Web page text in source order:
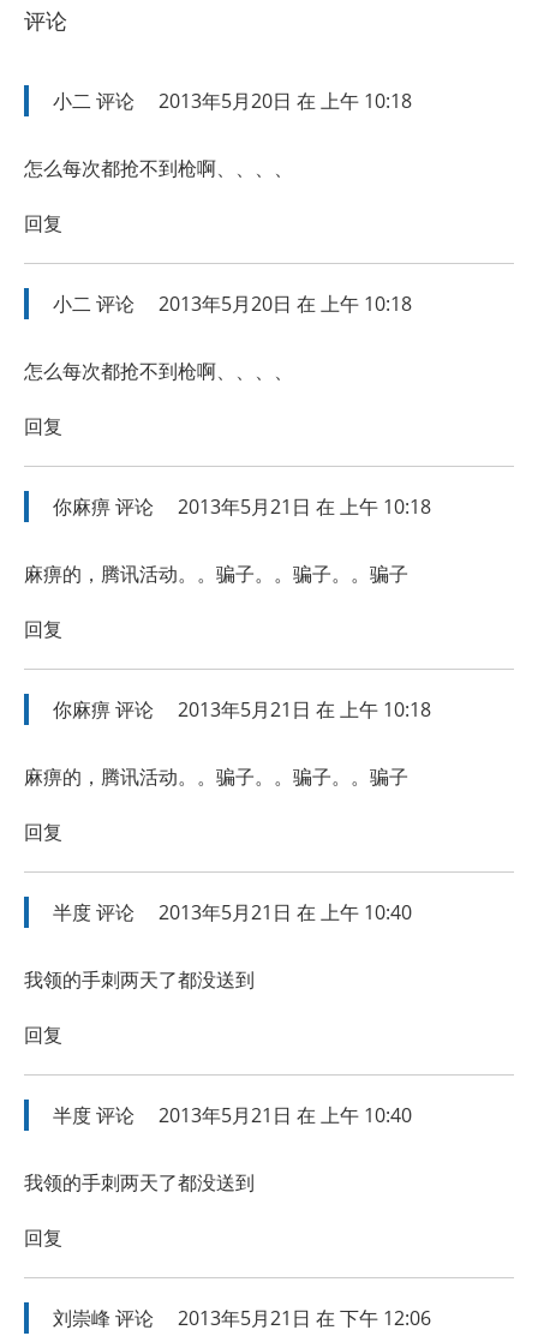
评论
小二 评论 2013年5月20日 在 上午 10:18
怎么每次都抢不到枪啊、、、、
回复
小二 评论 2013年5月20日 在 上午 10:18
怎么每次都抢不到枪啊、、、、
回复
你麻痹评论 2013年5月21日 在 上午 10:18
麻痹的，腾讯活动。。骗子。。骗子。。骗子
回复
你麻痹评论 2013年5月21日 在 上午 10:18
麻痹的，腾讯活动。。骗子。。骗子。。骗子
回复
半度评论 2013年5月21日 在 上午 10:40
我领的手刺两天了都没送到
回复
半度评论 2013年5月21日 在 上午 10:40
我领的手刺两天了都没送到
回复
刘崇峰 评论 2013年5月21日 在 下午 12:06